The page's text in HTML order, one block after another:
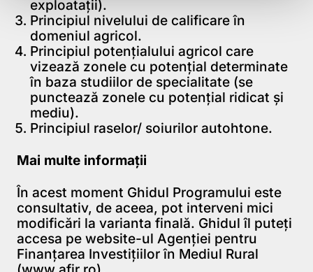
exploatații).
Principiul nivelului de calificare în
domeniul agricol.
Principiul potențialului agricol care
vizează zonele cu potențial determinate
în baza studiilor de specialitate (se
punctează zonele cu potențial ridicat și
mediu).
Principiul raselor/ soiurilor autohtone.
Mai multe informații
În acest moment Ghidul Programului este
consultativ, de aceea, pot interveni mici
modificări la varianta finală. Ghidul îl puteți
accesa pe website-ul Agenției pentru
Finanțarea Investițiilor în Mediul Rural